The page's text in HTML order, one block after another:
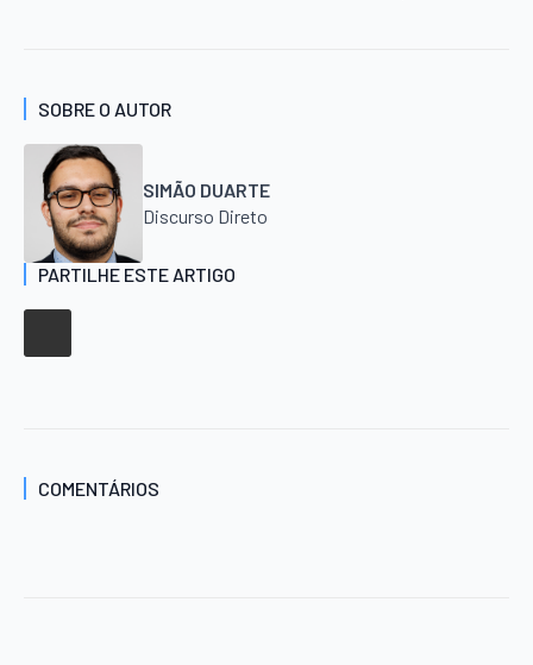
SOBRE O AUTOR
SIMÃO DUARTE
Discurso Direto
PARTILHE ESTE ARTIGO
COMENTÁRIOS